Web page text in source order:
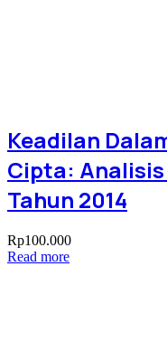
Keadilan
Cipta: Analisis
Tahun 2014
Rp100.000
Read more